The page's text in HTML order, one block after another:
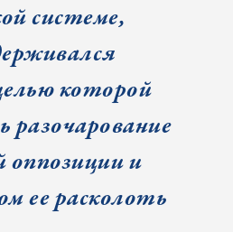
системе,
которой
разочарование
оппозиции и
ее раcколоть